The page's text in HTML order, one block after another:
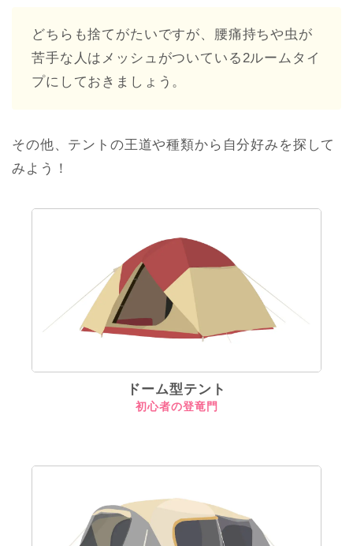
どちらも捨てがたいですが、腰痛持ちや虫が
苦手な人はメッシュがついている2ルームタイ
プにしておきましょう。
その他、テントの王道や種類から自分好みを探して
みよう！
ドーム型テント
初心者の登竜門